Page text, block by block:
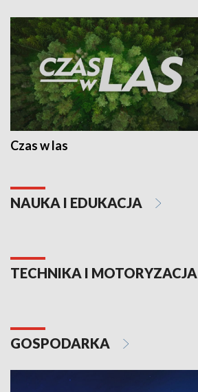
Czas w las
NAUKA I EDUKACJA
TECHNIKA I MOTORYZACJA
GOSPODARKA